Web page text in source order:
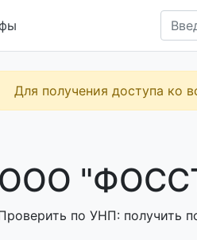
Для получения доступа ко
ООО
по УНП: получить